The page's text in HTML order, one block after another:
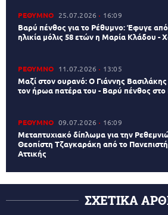
ΡΕΘΥΜΝΟ 25.07.2026 16:09
Βαρύ πένθος για το Ρέθυμνο: Έφυγε
ηλικία μόλις 58 ετών η Μαρία Κλάδου -
ΡΕΘΥΜΝΟ 11.07.2026 13:05
Μαζί στον ουρανό: Ο Γιάννης
τον ήρωα πατέρα του - Βαρύ πένθος
ΡΕΘΥΜΝΟ 09.07.2026 16:09
Μεταπτυχιακό δίπλωμα για την
Θεοπίστη Τζαγκαράκη από το
Αττικής
ΣΧΕΤΙΚΑ